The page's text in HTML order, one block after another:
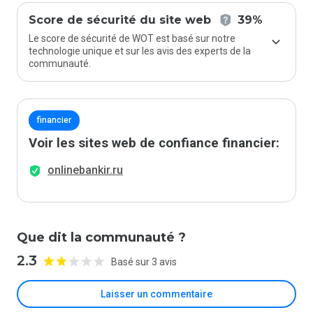
Score de sécurité du site web 39%
Le score de sécurité de WOT est basé sur notre
technologie unique et sur les avis des experts de la
communauté.
financier
Voir les sites web de confiance financier:
onlinebankir.ru
Que dit la communauté ?
2.3 Basé sur 3 avis
Laisser un commentaire